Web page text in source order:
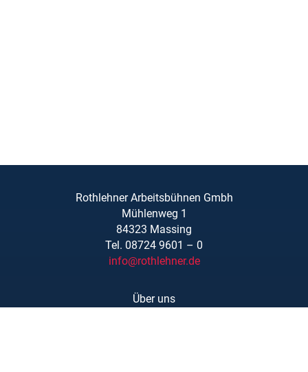
Rothlehner Arbeitsbühnen Gmbh
Mühlenweg 1
84323 Massing
Tel. 08724 9601 – 0
info@rothlehner.de
Über uns